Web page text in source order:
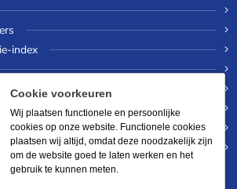
index
staat
wereldreis
Cookie voorkeuren
Wij plaatsen functionele en persoonlijke
cookies op onze website. Functionele cookies
plaatsen wij altijd, omdat deze noodzakelijk zijn
om de website goed te laten werken en het
gebruik te kunnen meten.